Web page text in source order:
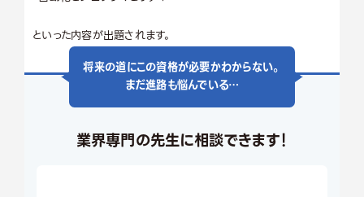
といった内容が出題されます。
将来の道にこの資格が必要かわからない。
まだ進路も悩んでいる…
業界専門の先生に相談できます！